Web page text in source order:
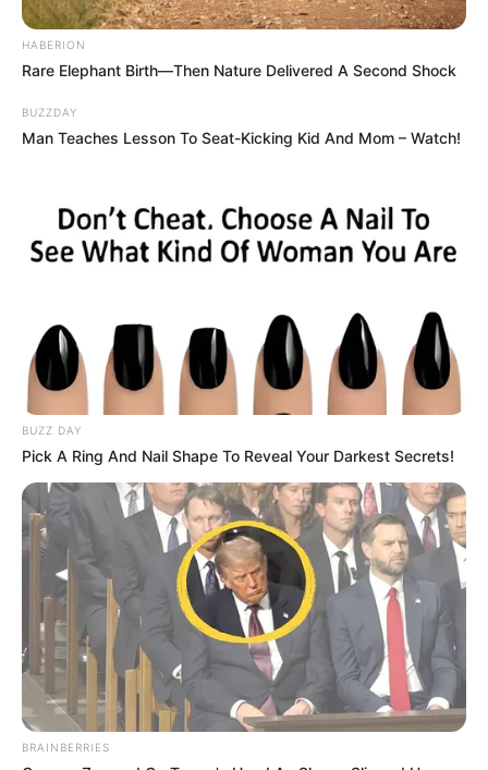
HABERION
Rare Elephant Birth—Then Nature Delivered A Second Shock
BUZZDAY
Man Teaches Lesson To Seat-Kicking Kid And Mom – Watch!
BUZZ DAY
Pick A Ring And Nail Shape To Reveal Your Darkest Secrets!
BRAINBERRIES